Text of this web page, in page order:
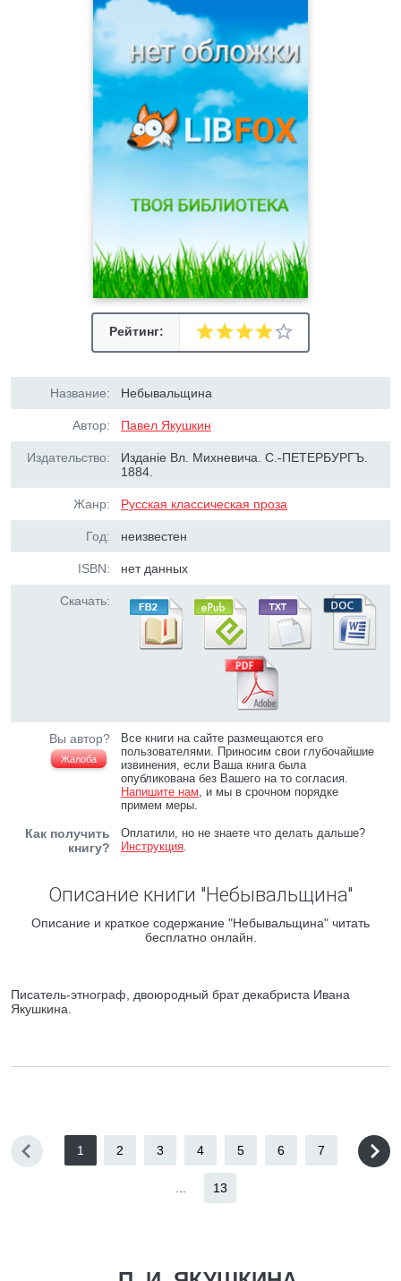
Рейтинг:
Название: Небывальщина
Автор: Павел Якушкин
Издательство:
Изданіе Вл. Михневича. С.-ПЕТЕРБУРГЪ.
1884.
Жанр: Русская классическая проза
Год: неизвестен
ISBN: нет данных
Скачать:
Вы автор?
Жалоба
Все книги на сайте размещаются его
пользователями. Приносим свои глубочайшие
извинения, если Ваша книга была
опубликована без Вашего на то согласия.
Напишите нам, и мы в срочном порядке
примем меры.
Как получить
книгу?
Оплатили, но не знаете что делать дальше?
Инструкция.
Описание книги "Небывальщина"
Описание и краткое содержание "Небывальщина" читать
бесплатно онлайн.
Писатель-этнограф, двоюродный брат декабриста Ивана
Якушкина.
1 2 3 4 5 6 7
13